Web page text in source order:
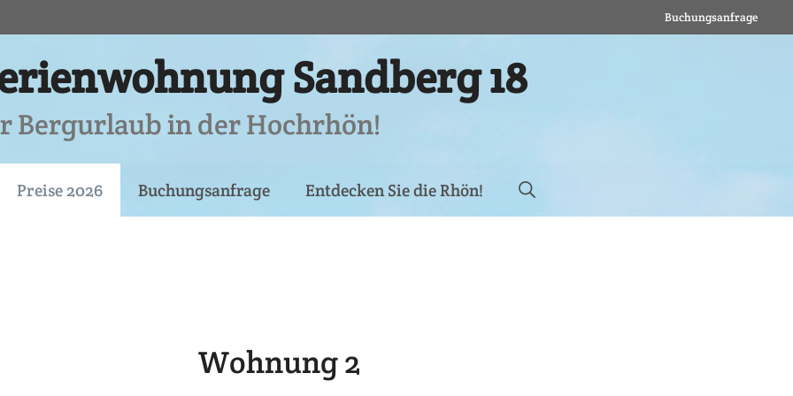
Buchungsanfrage
Sandberg 18
Bergurlaub in der Hochrhön!
Preise 2026 Buchungsanfrage Entdecken Sie die Rhön!
Wohnung 2